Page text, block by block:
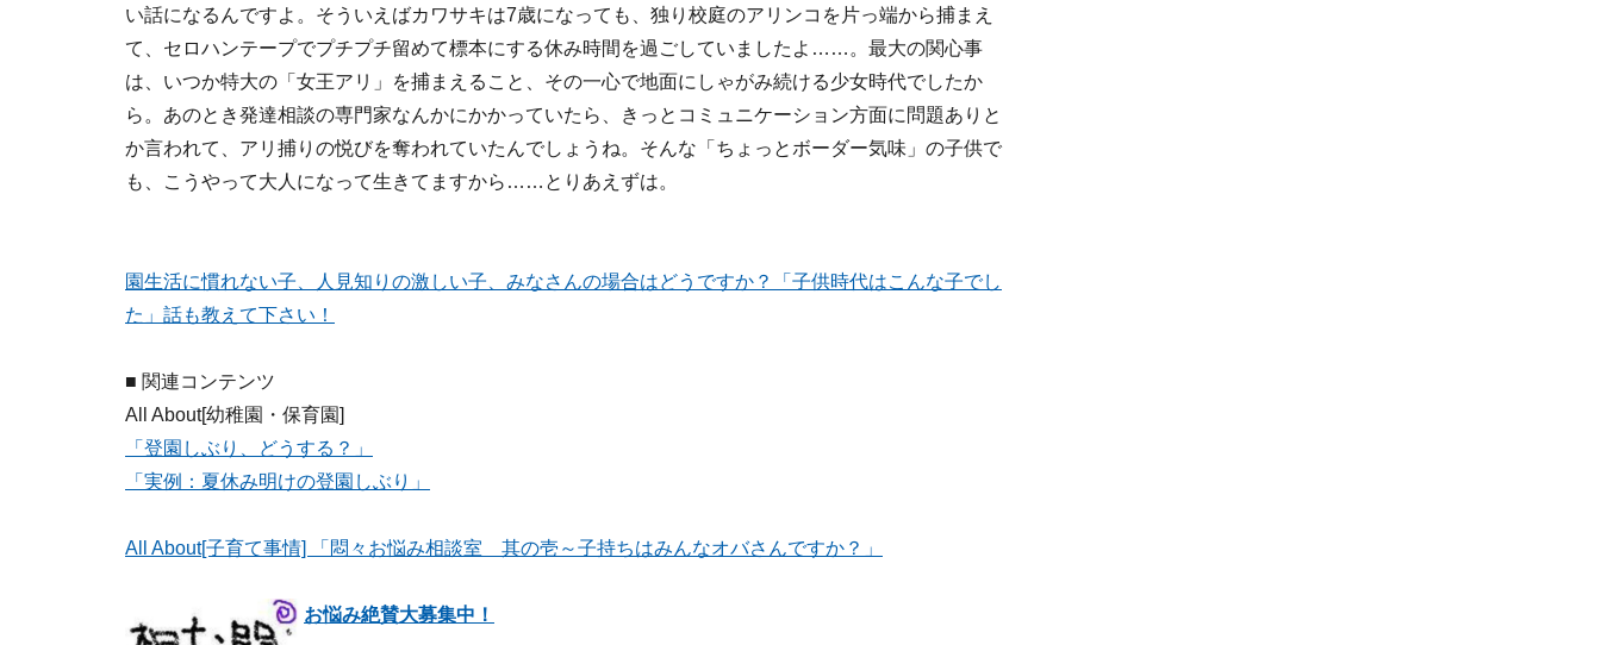
い話になるんですよ。そういえばカワサキは7歳になっても、独り校庭のアリンコを片っ端から捕まえ
て、セロハンテープでプチプチ留めて標本にする休み時間を過ごしていましたよ……。最大の関心事
は、いつか特大の「女王アリ」を捕まえること、その一心で地面にしゃがみ続ける少女時代でしたか
ら。あのとき発達相談の専門家なんかにかかっていたら、きっとコミュニケーション方面に問題ありと
か言われて、アリ捕りの悦びを奪われていたんでしょうね。そんな「ちょっとボーダー気味」の子供で
も、こうやって大人になって生きてますから……とりあえずは。
園生活に慣れない子、人見知りの激しい子、みなさんの場合はどうですか？「子供時代はこんな子でし
た」話も教えて下さい！
■ 関連コンテンツ
All About[幼稚園・保育園]
「登園しぶり、どうする？」
「実例：夏休み明けの登園しぶり」
All About[子育て事情] 「悶々お悩み相談室 其の壱～子持ちはみんなオバさんですか？」
お悩み絶賛大募集中！